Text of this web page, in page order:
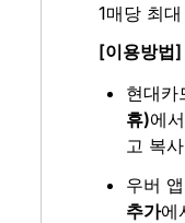
1매당 최
[이용방법]
현대
휴)에
고 복
우버
추가에